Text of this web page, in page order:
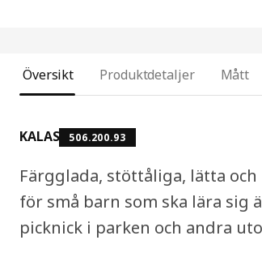
Översikt Produktdetaljer Mått
KALAS 506.200.93
Färgglada, stöttåliga, lätta
för små barn som ska lära sig
picknick i parken och andra